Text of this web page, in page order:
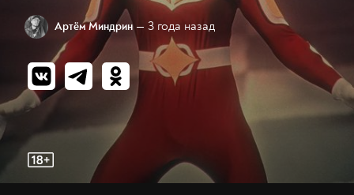
Артём Миндрин — 3 года назад